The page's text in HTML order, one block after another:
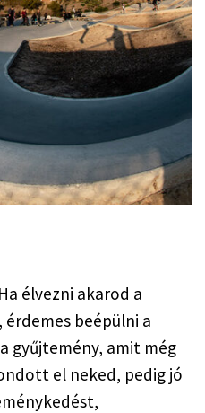
élvezni akarod a
beépülni a
gyűjtemény, amit még
el neked, pedig jó